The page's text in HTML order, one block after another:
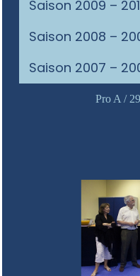
Saison 2009 –
Saison 2008 –
Saison 2007 –
Pro A /